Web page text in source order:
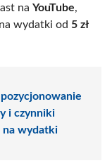
na YouTube,
wydatki od 5 zł
pozycjonowanie
i czynniki
na wydatki